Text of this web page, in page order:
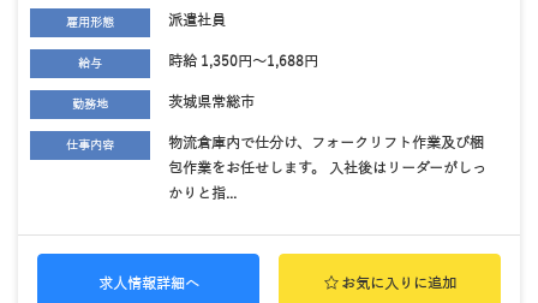
雇用形態 派遣社員
給与 時給 1,350円～1,688円
勤務地 茨城県常総市
仕事内容
物流倉庫内で仕分け、フォークリフト作業及び梱
包作業をお任せします。 入社後はリーダーがしっ
かりと指...
求人情報詳細へ お気に入りに追加